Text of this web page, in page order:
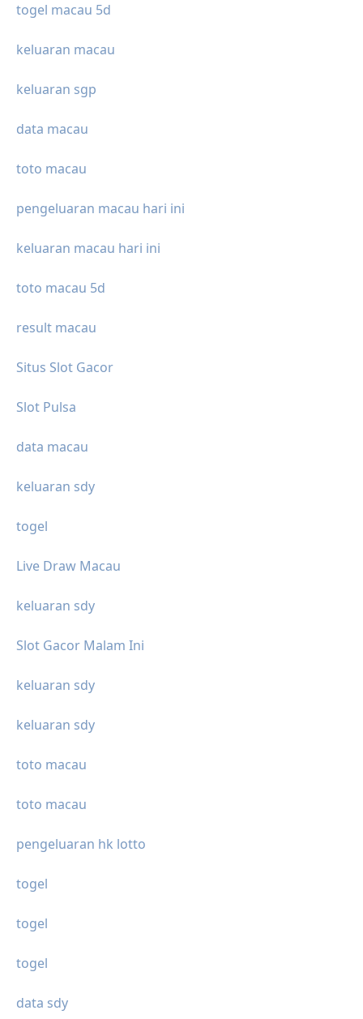
togel macau 5d
keluaran macau
keluaran sgp
data macau
toto macau
pengeluaran macau hari ini
keluaran macau hari ini
toto macau 5d
result macau
Situs Slot Gacor
Slot Pulsa
data macau
keluaran sdy
togel
Live Draw Macau
keluaran sdy
Slot Gacor Malam Ini
keluaran sdy
keluaran sdy
toto macau
toto macau
pengeluaran hk lotto
togel
togel
togel
data sdy